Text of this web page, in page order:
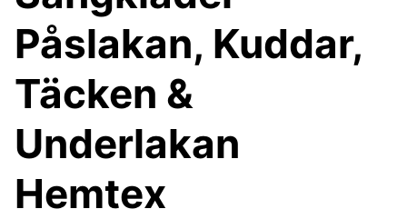
Påslakan, Kuddar,
Täcken &
Underlakan
Hemtex